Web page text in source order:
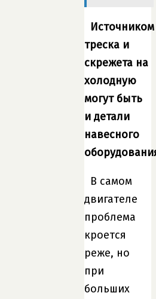
Источником
треска и
скрежета на
холодную
могут быть
и детали
навесного
В самом
двигателе
проблема
кроется
реже, но
при
больших